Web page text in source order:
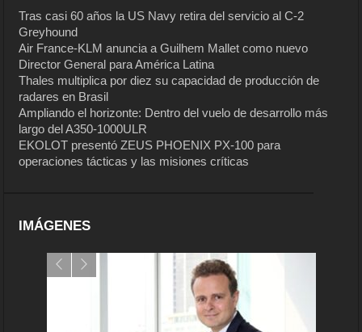
Tras casi 60 años la US Navy retira del servicio al C-2
Greyhound
Air France-KLM anuncia a Guilhem Mallet como nuevo
Director General para América Latina
Thales multiplica por diez su capacidad de producción de
radares en Brasil
Ampliando el horizonte: Dentro del vuelo de desarrollo más
largo del A350-1000ULR
EKOLOT presentó ZEUS PHOENIX PX-100 para
operaciones tácticas y las misiones críticas
IMÁGENES